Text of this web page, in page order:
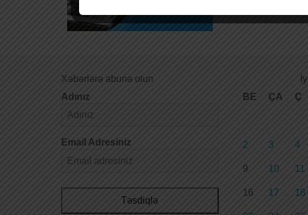
Xəbərlərə abunə olun
Adınız
Email Adresiniz
Təsdiqlə
BE
ÇA Ç
2 3 4
9 10 11
16 17 18